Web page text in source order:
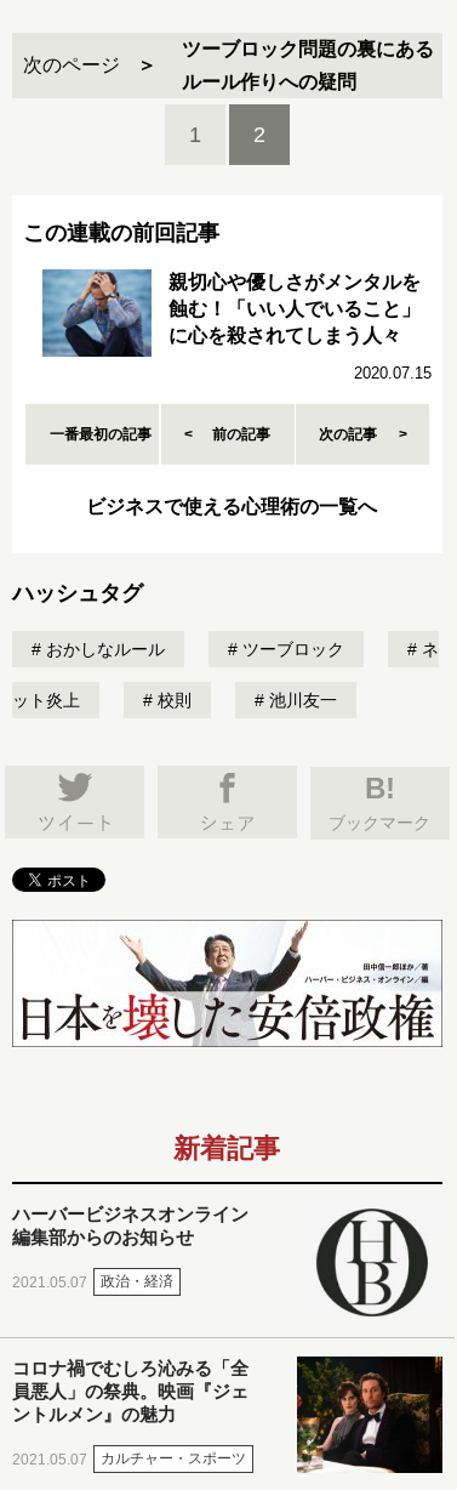
次のページ
ツーブロック問題の裏にある
ルール作りへの疑問
1 2
この連載の前回記事
親切心や優しさがメンタルを
蝕む！「いい人でいること」
に心を殺されてしまう人々
2020.07.15
一番最初の記事 前の記事 次の記事
ビジネスで使える心理術の一覧へ
ハッシュタグ
おかしなルール ツーブロック ネ
ット炎上 校則 池川友一
B!
ブックマーク
新着記事
ハーバービジネスオンライン
編集部からのお知らせ
2021.05.07 政治・経済
コロナ禍でむしろ沁みる「全
員悪人」の祭典。映画『ジェ
ントルメン』の魅力
2021.05.07 カルチャー・スポーツ